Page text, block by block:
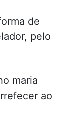
de
pelo
maria
ao